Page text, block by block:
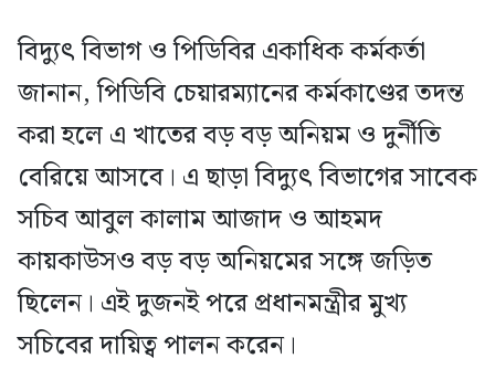
বিদ্যুৎ বিভাগ ও পিডিবির একাধিক কর্মকর্তা
জানান, পিডিবি চেয়ারম্যানের কর্মকাণ্ডের তদন্ত
করা হলে এ খাতের বড় বড় অনিয়ম ও দুর্নীতি
বেরিয়ে আসবে। এ ছাড়া বিদ্যুৎ বিভাগের সাবেক
সচিব আবুল কালাম আজাদ ও আহমদ
কায়কাউসও বড় বড় অনিয়মের সঙ্গে জড়িত
ছিলেন। এই দুজনই পরে প্রধানমন্ত্রীর মুখ্য
সচিবের দায়িত্ব পালন করেন।